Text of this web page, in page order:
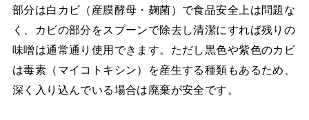
部分は白カビ（産膜酵母・麹菌）で食品安全上は問題な
く、カビの部分をスプーンで除去し清潔にすれば残りの
味噌は通常通り使用できます。ただし黒色や紫色のカビ
は毒素（マイコトキシン）を産生する種類もあるため、
深く入り込んでいる場合は廃棄が安全です。